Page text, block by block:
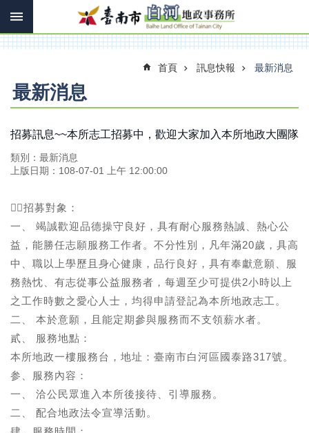
跳到主要內容區塊
搜
進
階
訊
息
快
報
關
簡
介
線
上
申
與
查
詢
便
民
服
務
首頁 訊息快報 最新消息
最新消息
招募訊息~~本所志工招募中，歡迎大家加入本所地政大團隊
類別：最新消息
上版日期：108-07-01 上午 12:00:00
🕵‍♂招募對象：
一、 竭誠歡迎品德操守良好，具有耐心服務熱誠、熱心公
益，能勝任志願服務工作者。不分性別，凡年滿20歲，具高
中、職以上學歷且身心健康，品行良好，具有奉獻意願、服
務熱忱、有志從事公益服務者，每週至少可提供2小時以上
之工作時數之愛心人士，均得申請登記為本所地政志工。
二、 本於意願，且能定期參與服務而不支領薪水者。
貳、 服務地點：
本所地政一樓服務台，地址：臺南市白河區國泰路317號。
参、服務內容：
一、 洽公民眾進入本所後接待、引導服務。
二、 配合地政法令宣導活動。